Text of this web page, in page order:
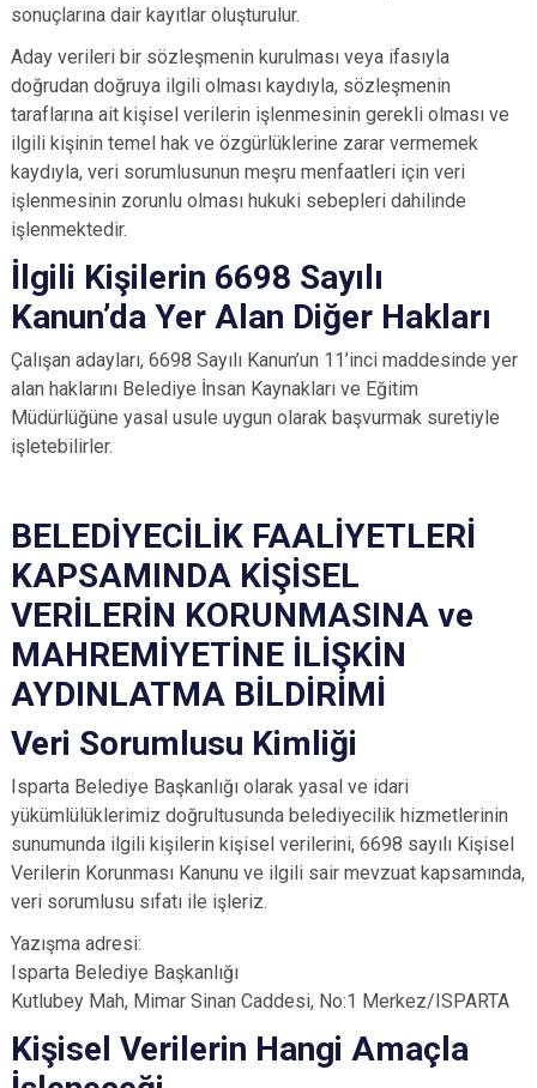
sonuçlarına dair kayıtlar oluşturulur.
Aday verileri bir sözleşmenin kurulması veya ifasıyla
doğrudan doğruya ilgili olması kaydıyla, sözleşmenin
taraflarına ait kişisel verilerin işlenmesinin gerekli olması ve
ilgili kişinin temel hak ve özgürlüklerine zarar vermemek
kaydıyla, veri sorumlusunun meşru menfaatleri için veri
işlenmesinin zorunlu olması hukuki sebepleri dahilinde
işlenmektedir.
İlgili Kişilerin 6698 Sayılı
Kanun’da Yer Alan Diğer Hakları
Çalışan adayları, 6698 Sayılı Kanun’un 11’inci maddesinde yer
alan haklarını Belediye İnsan Kaynakları ve Eğitim
Müdürlüğüne yasal usule uygun olarak başvurmak suretiyle
işletebilirler.
BELEDİYECİLİK FAALİYETLERİ
KAPSAMINDA KİŞİSEL
VERİLERİN KORUNMASINA ve
MAHREMİYETİNE İLİŞKİN
AYDINLATMA BİLDİRİMİ
Veri Sorumlusu Kimliği
Isparta Belediye Başkanlığı olarak yasal ve idari
yükümlülüklerimiz doğrultusunda belediyecilik hizmetlerinin
sunumunda ilgili kişilerin kişisel verilerini, 6698 sayılı Kişisel
Verilerin Korunması Kanunu ve ilgili sair mevzuat kapsamında,
veri sorumlusu sıfatı ile işleriz.
Yazışma adresi:
Isparta Belediye Başkanlığı
Kutlubey Mah, Mimar Sinan Caddesi, No:1 Merkez/ISPARTA
Kişisel Verilerin Hangi Amaçla